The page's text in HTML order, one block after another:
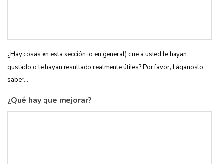
¿Hay cosas en esta sección (o en general) que a usted le hayan
gustado o le hayan resultado realmente útiles? Por favor, háganoslo
saber...
¿Qué hay que mejorar?